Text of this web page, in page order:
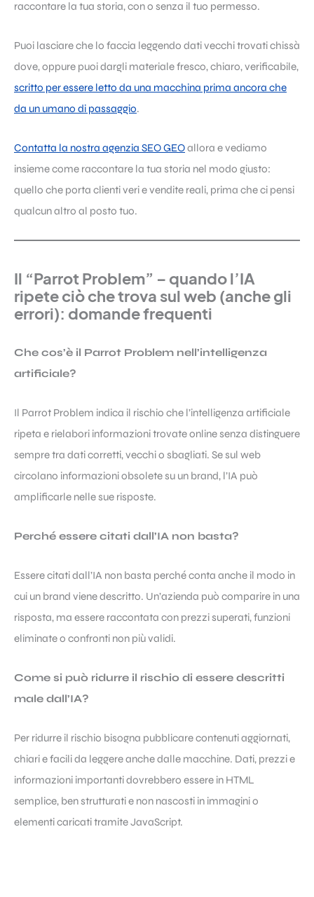
raccontare la tua storia, con o senza il tuo permesso.
Puoi lasciare che lo faccia leggendo dati vecchi trovati chissà
dove, oppure puoi dargli materiale fresco, chiaro, verificabile,
scritto per essere letto da una macchina prima ancora che
da un umano di passaggio.
Contatta la nostra agenzia SEO GEOallora e vediamo
insieme come raccontare la tua storia nel modo giusto:
quello che porta clienti veri e vendite reali, prima che ci pensi
qualcun altro al posto tuo.
Il “Parrot Problem” – quando l’IA
ripete ciò che trova sul web (anche gli
errori): domande frequenti
Che cos’è il Parrot Problem nell’intelligenza
artificiale?
Il Parrot Problem indica il rischio che l’intelligenza artificiale
ripeta e rielabori informazioni trovate online senza distinguere
sempre tra dati corretti, vecchi o sbagliati. Se sul web
circolano informazioni obsolete su un brand, l’IA può
amplificarle nelle sue risposte.
Perché essere citati dall’IA non basta?
Essere citati dall’IA non basta perché conta anche il modo in
cui un brand viene descritto. Un’azienda può comparire in una
risposta, ma essere raccontata con prezzi superati, funzioni
eliminate o confronti non più validi.
Come si può ridurre il rischio di essere descritti
male dall’IA?
Per ridurre il rischio bisogna pubblicare contenuti aggiornati,
chiari e facili da leggere anche dalle macchine. Dati, prezzi e
informazioni importanti dovrebbero essere in HTML
semplice, ben strutturati e non nascosti in immagini o
elementi caricati tramite JavaScript.